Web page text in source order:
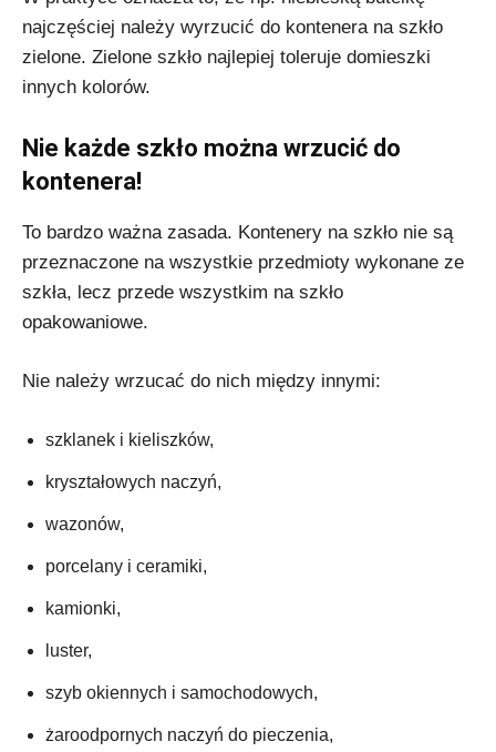
najczęściej należy wyrzucić do kontenera na szkło
zielone. Zielone szkło najlepiej toleruje domieszki
innych kolorów.
Nie każde szkło można wrzucić do
kontenera!
To bardzo ważna zasada. Kontenery na szkło nie są
przeznaczone na wszystkie przedmioty wykonane ze
szkła, lecz przede wszystkim na szkło
opakowaniowe.
Nie należy wrzucać do nich między innymi:
szklanek i kieliszków,
kryształowych naczyń,
wazonów,
porcelany i ceramiki,
kamionki,
luster,
szyb okiennych i samochodowych,
żaroodpornych naczyń do pieczenia,